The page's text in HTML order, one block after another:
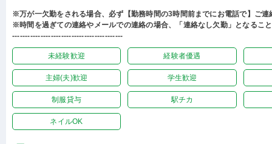
※万が一欠勤をされる場合、必ず【勤務時間の3時間前までにお電話で】ご連
※時間を過ぎての連絡やメールでの連絡の場合、「連絡なし欠勤」となるこ
-------------------------------------------
未経験歓迎 経験者優遇
主婦(夫)歓迎 学生歓迎
制服貸与 駅チカ
ネイルOK